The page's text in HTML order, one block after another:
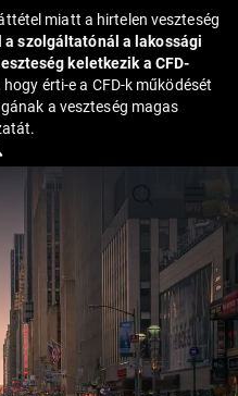
miatt a hirtelen veszteség
a szolgáltatónál a lakossági
keletkezik a CFD-
érti-e a CFD-k működését
a veszteség magas